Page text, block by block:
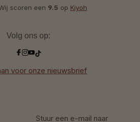
Stuur een e-mail naar
scoren een 9.5 op Kiyoh
Volg ons op:
voor onze nieuwsbrief